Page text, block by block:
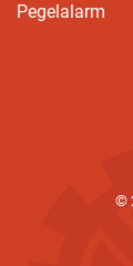
Pegelalarm
©